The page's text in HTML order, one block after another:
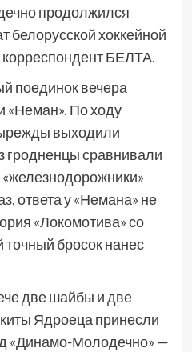
продолжился
белорусской хоккейной
корреспондент БЕЛТА.
поединок вечера
«Неман». По ходу
выходили
гродненцы сравнивали
ответа у «Немана» не
«Локомотива» со
бросок нанес
две шайбы и две
Ядроеца принесли
«Динамо-Молодечно» —